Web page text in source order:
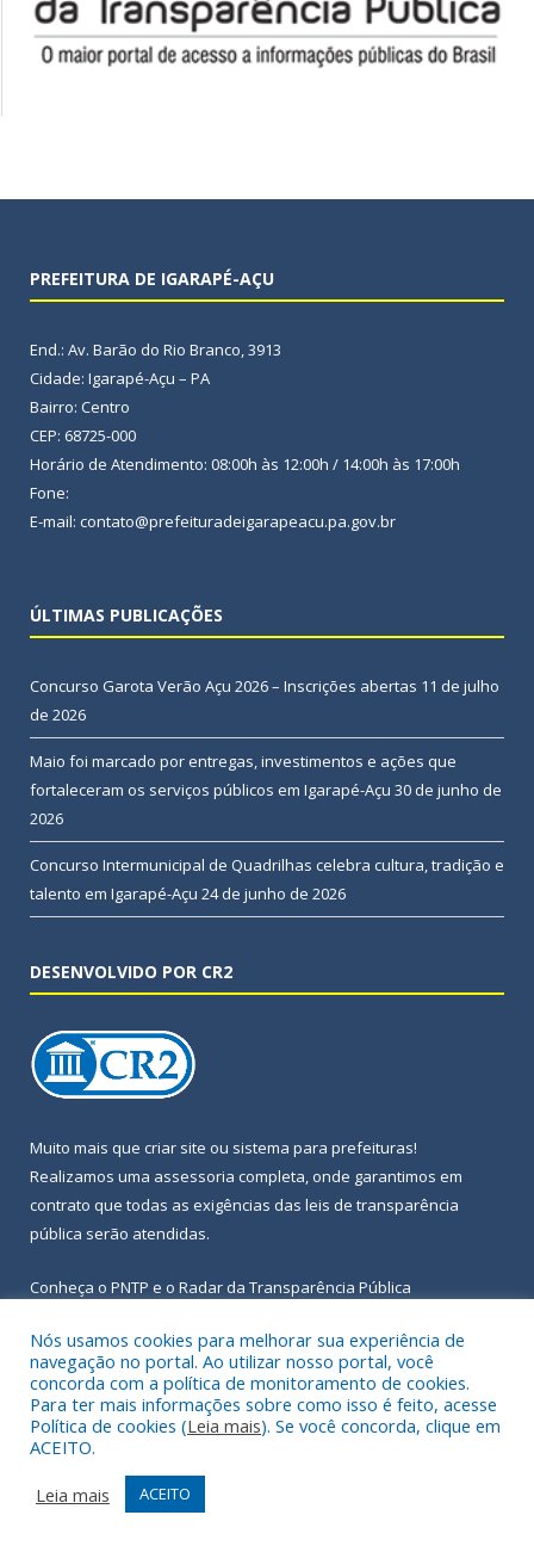
PREFEITURA DE IGARAPÉ-AÇU
End.: Av. Barão do Rio Branco, 3913
Cidade: Igarapé-Açu – PA
Bairro: Centro
CEP: 68725-000
Horário de Atendimento: 08:00h às 12:00h / 14:00h às 17:00h
Fone:
E-mail: contato@prefeituradeigarapeacu.pa.gov.br
ÚLTIMAS PUBLICAÇÕES
Concurso Garota Verão Açu 2026 – Inscrições abertas 11 de julho
de 2026
Maio foi marcado por entregas, investimentos e ações que
fortaleceram os serviços públicos em Igarapé-Açu 30 de junho de
2026
Concurso Intermunicipal de Quadrilhas celebra cultura, tradição e
talento em Igarapé-Açu 24 de junho de 2026
DESENVOLVIDO POR CR2
Muito mais que criar site ou sistema para prefeituras!
Realizamos uma assessoria completa, onde garantimos em
contrato que todas as exigências das leis de transparência
pública serão atendidas.
Conheça o PNTP e o Radar da Transparência Pública
Todos os direitos reservados a Prefeitura Municipal de Igarapé-
Açu.
Frequência Online
Acessar Área Administrativa
Nós usamos cookies para melhorar sua experiência de
navegação no portal. Ao utilizar nosso portal, você
concorda com a política de monitoramento de cookies.
Para ter mais informações sobre como isso é feito, acesse
Política de cookies (Leia mais). Se você concorda, clique em
ACEITO.
Leia mais
ACEITO